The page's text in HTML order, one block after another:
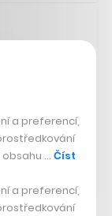
a preferencí,
… Číst
a preferencí,